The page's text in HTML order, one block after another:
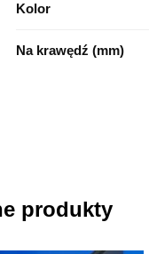
Kolor
Na krawędź (mm)
produkty